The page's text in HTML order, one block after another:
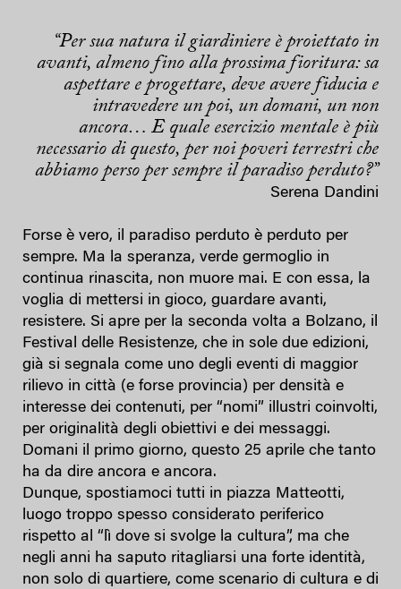
“Per sua natura il giardiniere è proiettato in
avanti, almeno fino alla prossima fioritura: sa
aspettare e progettare, deve avere fiducia e
intravedere un poi, un domani, un non
ancora… E quale esercizio mentale è più
necessario di questo, per noi poveri terrestri che
abbiamo perso per sempre il paradiso perduto?”
Serena Dandini
Forse è vero, il paradiso perduto è perduto per
sempre. Ma la speranza, verde germoglio in
continua rinascita, non muore mai. E con essa, la
voglia di mettersi in gioco, guardare avanti,
resistere. Si apre per la seconda volta a Bolzano, il
Festival delle Resistenze, che in sole due edizioni,
già si segnala come uno degli eventi di maggior
rilievo in città (e forse provincia) per densità e
interesse dei contenuti, per “nomi” illustri coinvolti,
per originalità degli obiettivi e dei messaggi.
Domani il primo giorno, questo 25 aprile che tanto
ha da dire ancora e ancora.
Dunque, spostiamoci tutti in piazza Matteotti,
luogo troppo spesso considerato periferico
rispetto al “lì dove si svolge la cultura”, ma che
negli anni ha saputo ritagliarsi una forte identità,
non solo di quartiere, come scenario di cultura e di